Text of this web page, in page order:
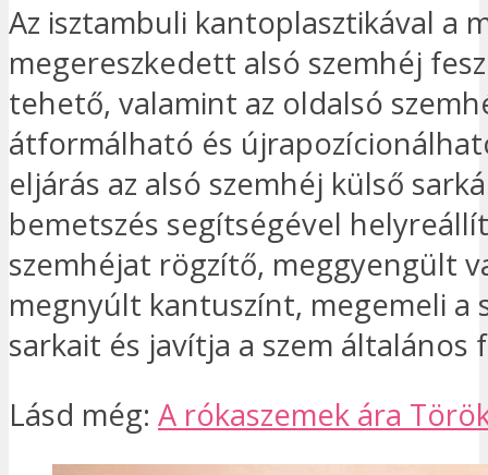
Az isztambuli kantoplasztikával a
megereszkedett alsó szemhéj
tehető, valamint az oldalsó
átformálható és
eljárás az alsó szemhéj külső
bemetszés segítségével
szemhéjat rögzítő, meggyengült
megnyúlt kantuszínt, megemeli a
sarkait és javítja a szem általános
Lásd még: A rókaszemek ára